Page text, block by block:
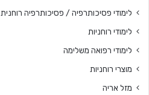
לימודי פסיכותרפיה / פסיכותרפיה רוחנית
לימודי רוחניות
לימודי רפואה משלימה
מוצרי רוחניות
מזל אריה